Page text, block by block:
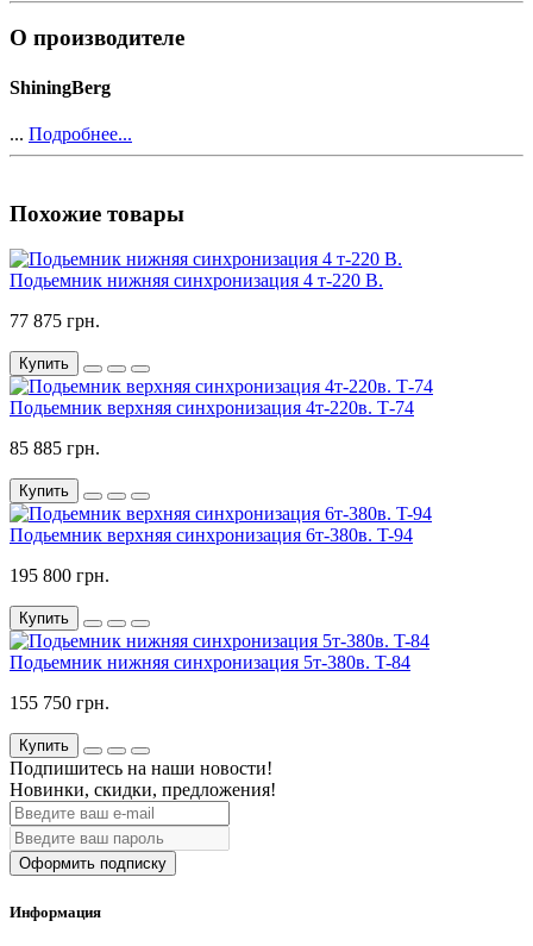
О производителе
ShiningBerg
... Подробнее...
Похожие товары
Подьемник нижняя синхронизация 4 т-220 В.
77 875 грн.
Купить
Подьемник верхняя синхронизация 4т-220в. Т-74
85 885 грн.
Купить
Подьемник верхняя синхронизация 6т-380в. T-94
195 800 грн.
Купить
Подьемник нижняя синхронизация 5т-380в. T-84
155 750 грн.
Купить
Подпишитесь на наши новости!
Новинки, скидки, предложения!
Оформить подписку
Информация